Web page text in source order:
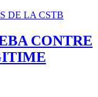
DE LA CSTB
CONTRE